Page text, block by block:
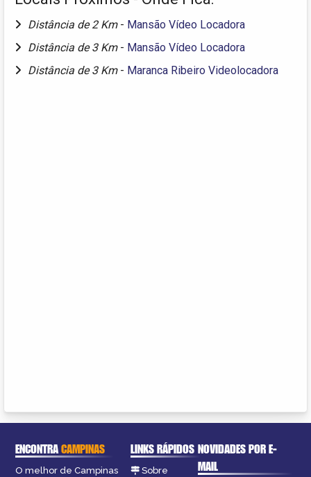
Distância de 2 Km - Mansão Vídeo Locadora
Distância de 3 Km - Mansão Vídeo Locadora
Distância de 3 Km - Maranca Ribeiro Videolocadora
ENCONTRACAMPINAS
O melhor de Campinas
LINKS RÁPIDOS
Sobre
NOVIDADES POR E-
MAIL